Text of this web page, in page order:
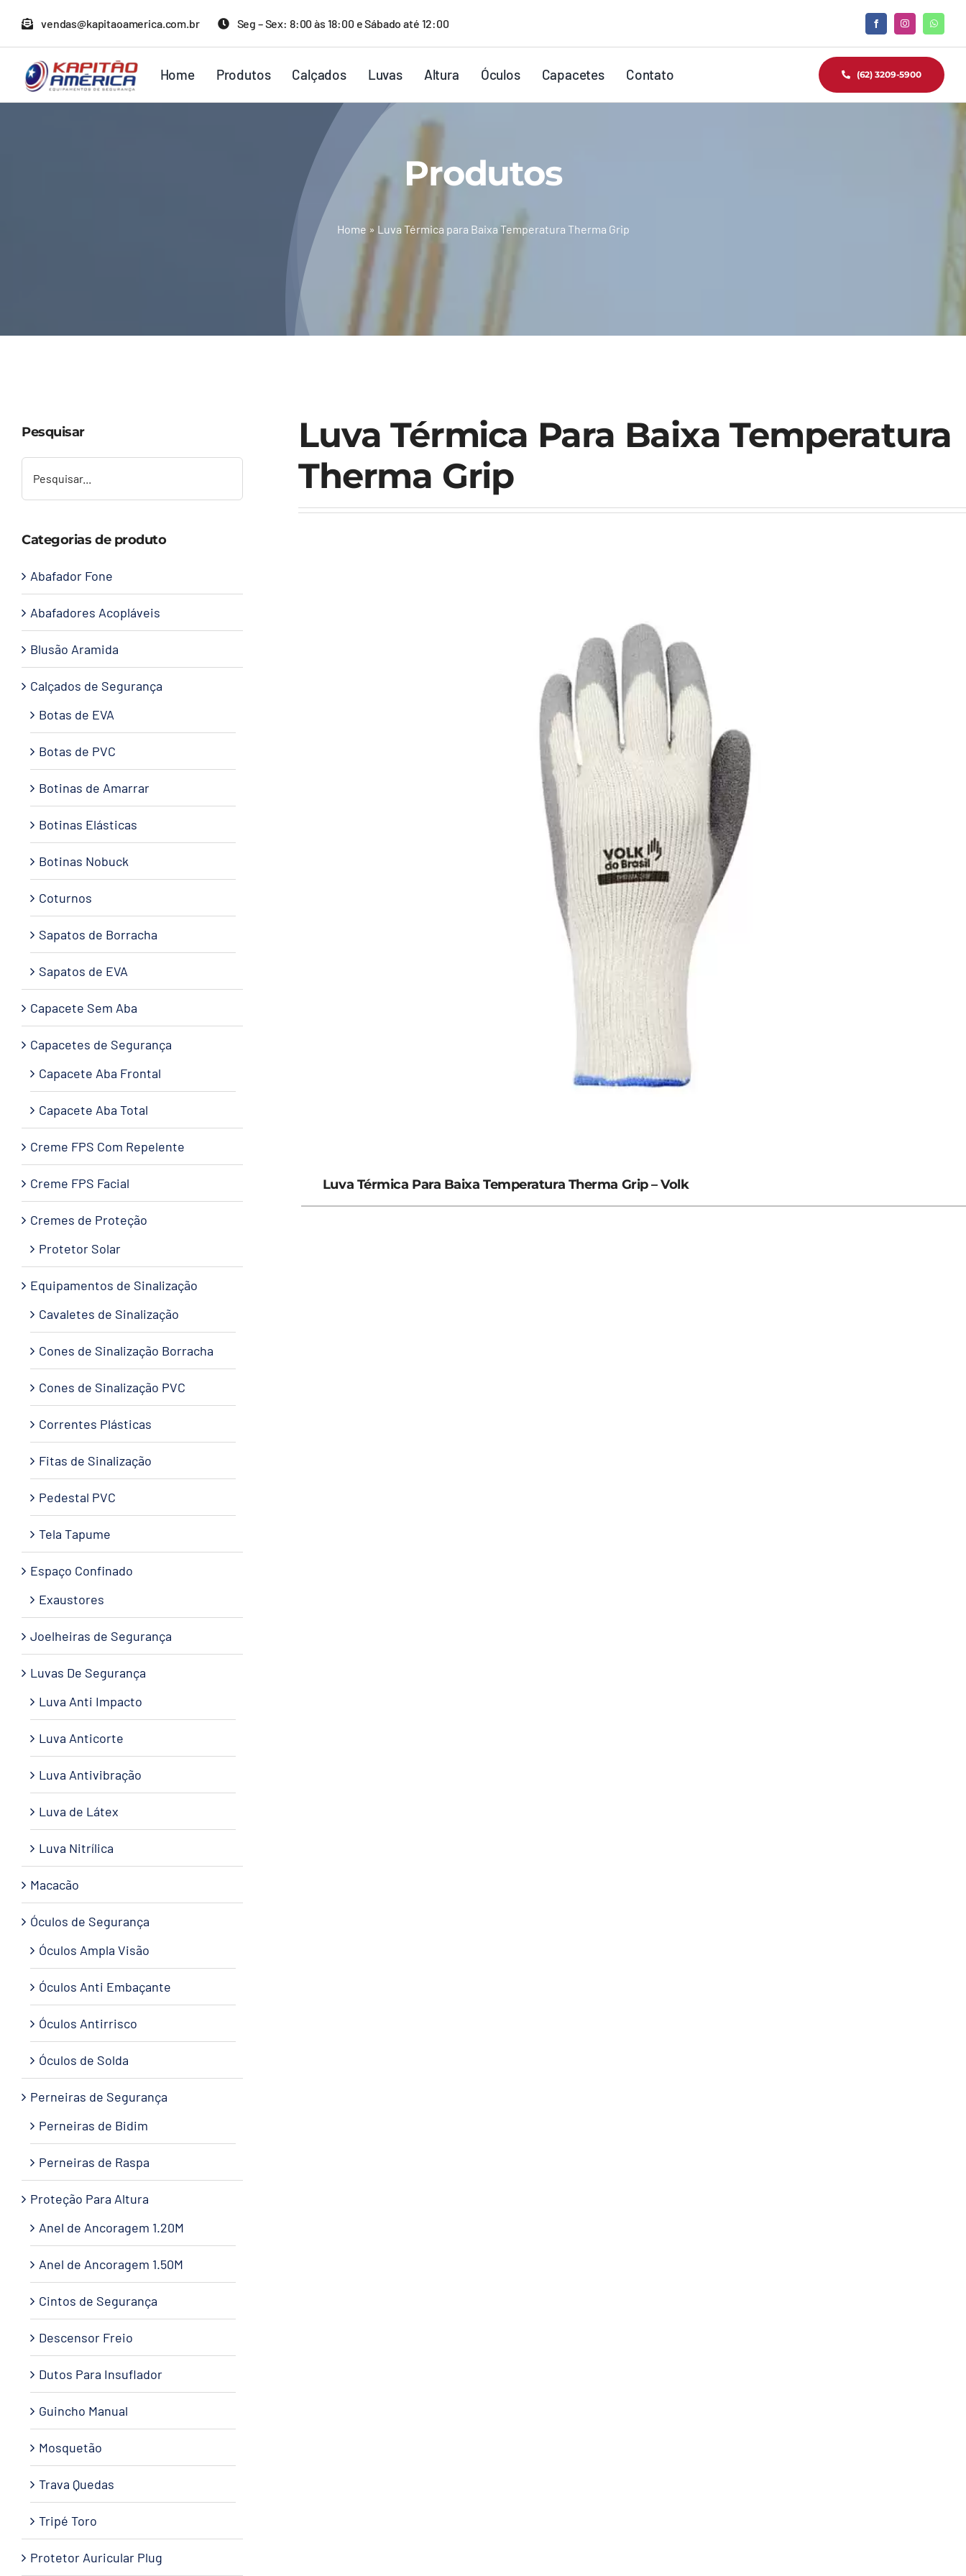
para
conteúdo
vendas@kapitaoamerica.com.br Seg – Sex: 8:00 às 18:00 e Sábado até 12:00
Home Produtos Calçados Luvas Altura Óculos Capacetes Contato (62) 3209-5900
Produtos
Home » Luva Térmica para Baixa Temperatura Therma Grip
Luva Térmica Para Baixa Temperatura
Therma Grip
Luva Térmica Para Baixa Temperatura Therma Grip – Volk
Pesquisar
Categorias de produto
Abafador Fone
Abafadores Acopláveis
Blusão Aramida
Calçados de Segurança
Botas de EVA
Botas de PVC
Botinas de Amarrar
Botinas Elásticas
Botinas Nobuck
Coturnos
Sapatos de Borracha
Sapatos de EVA
Capacete Sem Aba
Capacetes de Segurança
Capacete Aba Frontal
Capacete Aba Total
Creme FPS Com Repelente
Creme FPS Facial
Cremes de Proteção
Protetor Solar
Equipamentos de Sinalização
Cavaletes de Sinalização
Cones de Sinalização Borracha
Cones de Sinalização PVC
Correntes Plásticas
Fitas de Sinalização
Pedestal PVC
Tela Tapume
Espaço Confinado
Exaustores
Joelheiras de Segurança
Luvas De Segurança
Luva Anti Impacto
Luva Anticorte
Luva Antivibração
Luva de Látex
Luva Nitrílica
Macacão
Óculos de Segurança
Óculos Ampla Visão
Óculos Anti Embaçante
Óculos Antirrisco
Óculos de Solda
Perneiras de Segurança
Perneiras de Bidim
Perneiras de Raspa
Proteção Para Altura
Anel de Ancoragem 1.20M
Anel de Ancoragem 1.50M
Cintos de Segurança
Descensor Freio
Dutos Para Insuflador
Guincho Manual
Mosquetão
Trava Quedas
Tripé Toro
Protetor Auricular Plug